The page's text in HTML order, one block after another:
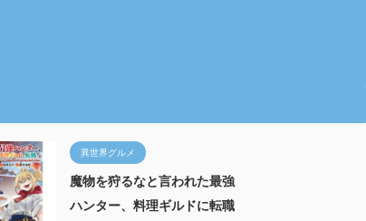
異世界グルメ
魔物を狩るなと言われた最強
ハンター、料理ギルドに転職